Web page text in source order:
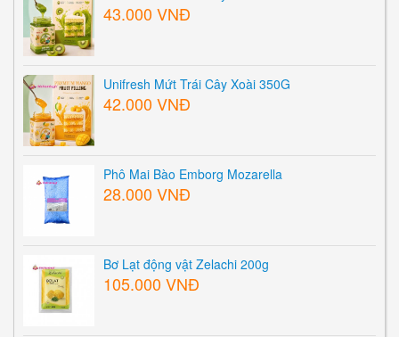
43.000 VNĐ
Unifresh Mứt Trái Cây Xoài 350G
42.000 VNĐ
Phô Mai Bào Emborg Mozarella
28.000 VNĐ
Bơ Lạt động vật Zelachi 200g
105.000 VNĐ